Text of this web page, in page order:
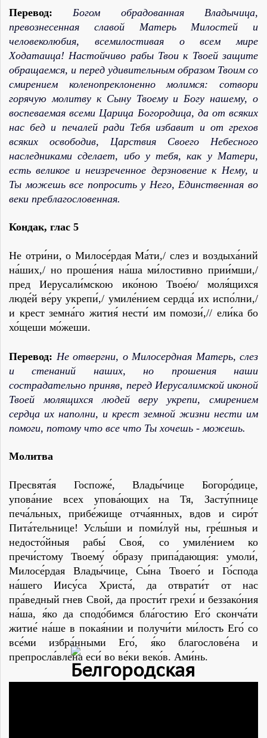
Перевод:
Богом обрадованная Владычица,
превознесенная славой Матерь Милостей и
человеколюбия, всемилостивая о всем мире
Ходатаица! Настойчиво рабы Твои к Твоей защите
обращаемся, и перед удивительным образом Твоим со
смирением коленопреклоненно молимся: сотвори
горячую молитву к Сыну Твоему и Богу нашему, о
воспеваемая всеми Царица Богородица, да от всяких
нас бед и печалей ради Тебя избавит и от грехов
всяких освободив, Царствия Своего Небесного
наследниками сделает, ибо у тебя, как у Матери,
есть великое и неизреченное дерзновение к Нему, и
Ты можешь все попросить у Него, Единственная во
веки преблагословенная.
Кондак, глас 5
Не отри́ни, о Милосе́рдая Ма́ти,/ слез и воздыха́ний
на́ших,/ но проше́ния на́ша ми́лостивно прии́мши,/
пред Иерусали́мскою ико́ною Твое́ю/ моля́щихся
люде́й ве́ру укрепи́,/ умиле́нием сердца́ их испо́лни,/
и крест земна́го жития́ нести́ им помози́,// ели́ка бо
хо́щеши мо́жеши.
Перевод: Не отвергни, о Милосердная Матерь, слез
и стенаний наших, но прошения наши
сострадательно приняв, перед Иерусалимской иконой
Твоей молящихся людей веру укрепи, смирением
сердца их наполни, и крест земной жизни нести им
помоги, потому что все что Ты хочешь - можешь.
Молитва
Пресвята́я Госпоже́, Влады́чице Богоро́дице,
упова́ние всех упова́ющих на Тя, Засту́пнице
печа́льных, прибе́жище отча́янных, вдов и сиро́т
Пита́тельнице! Услы́ши и поми́луй ны, гре́шныя и
недосто́йныя рабы́ Своя́, со умиле́нием ко
пречи́стому Твоему́ о́бразу припа́дающия: умоли́,
Милосе́рдая Влады́чице, Сы́на Твоего́ и Го́спода
на́шего Иису́са Христа́, да отврати́т от нас
пра́ведный гнев Свой, да прости́т грехи́ и беззако́ния
на́ша, я́ко да сподо́бимся бла́гостию Его́ сконча́ти
житие́ на́ше в покая́нии и получи́ти ми́лость Его́ со
все́ми избра́нными Его́, я́ко благослове́на и
препросла́влена еси́ во ве́ки веко́в. Ами́нь.